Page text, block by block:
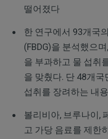
떨어졌다
한 연구에서 93개국
(FBDG)을 분석했으
을 부과하고 물 섭취
을 맞췄다. 단 48개
섭취를 장려하는 내
볼리비아, 브루나이,
고 가당 음료를 제한